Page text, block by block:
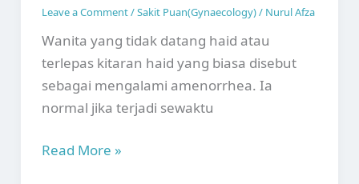
Leave a Comment/Sakit Puan(Gynaecology)/ Nurul Afza
Wanita yang tidak datang haid atau
terlepas kitaran haid yang biasa disebut
sebagai mengalami amenorrhea. Ia
normal jika terjadi sewaktu
Tidak
Read More »